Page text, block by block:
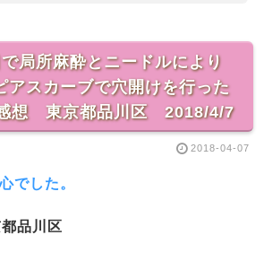
局所麻酔とニードルにより
アスカーブで穴開けを行った
想 東京都品川区 2018/4/7
2018-04-07
でした。
品川区